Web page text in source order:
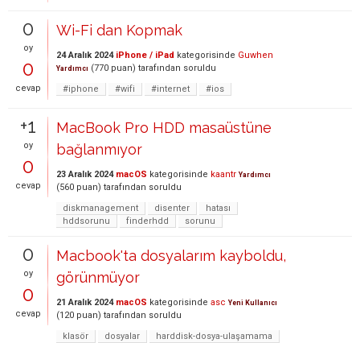
0
oy
0
cevap
Wi-Fi dan Kopmak
24 Aralık 2024 iPhone / iPad kategorisinde Guwhen
Yardımcı (770 puan) tarafından soruldu
#iphone
#wifi #internet #ios
+1
oy
0
cevap
MacBook Pro HDD masaüstüne
bağlanmıyor
23 Aralık 2024 macOS kategorisinde kaantr Yardımcı
(560 puan) tarafından soruldu
diskmanagement
disenter
hatası
hddsorunu
finderhdd sorunu
0
oy
0
cevap
Macbook'ta dosyalarım kayboldu,
görünmüyor
21 Aralık 2024 macOS kategorisinde asc Yeni Kullanıcı
(120 puan) tarafından soruldu
klasör
dosyalar
harddisk-dosya-ulaşamama